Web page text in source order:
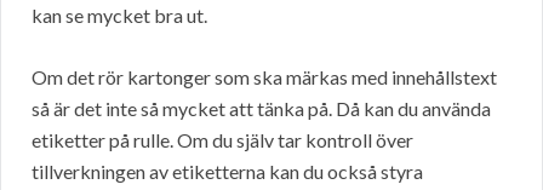
kan se mycket bra ut.
Om det rör kartonger som ska märkas med innehållstext
så är det inte så mycket att tänka på. Då kan du använda
etiketter på rulle. Om du själv tar kontroll över
tillverkningen av etiketterna kan du också styra